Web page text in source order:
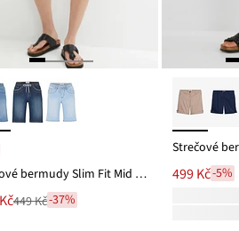
Džínové bermudy Slim Fit Mid Waist
449 Kč-37%
499 Kč-5%